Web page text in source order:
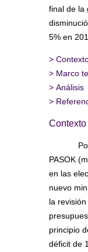
final de la
5% en
>
> Marco
> Análisis
>
PASOK
en las
nuevo
la
principio
déficit de